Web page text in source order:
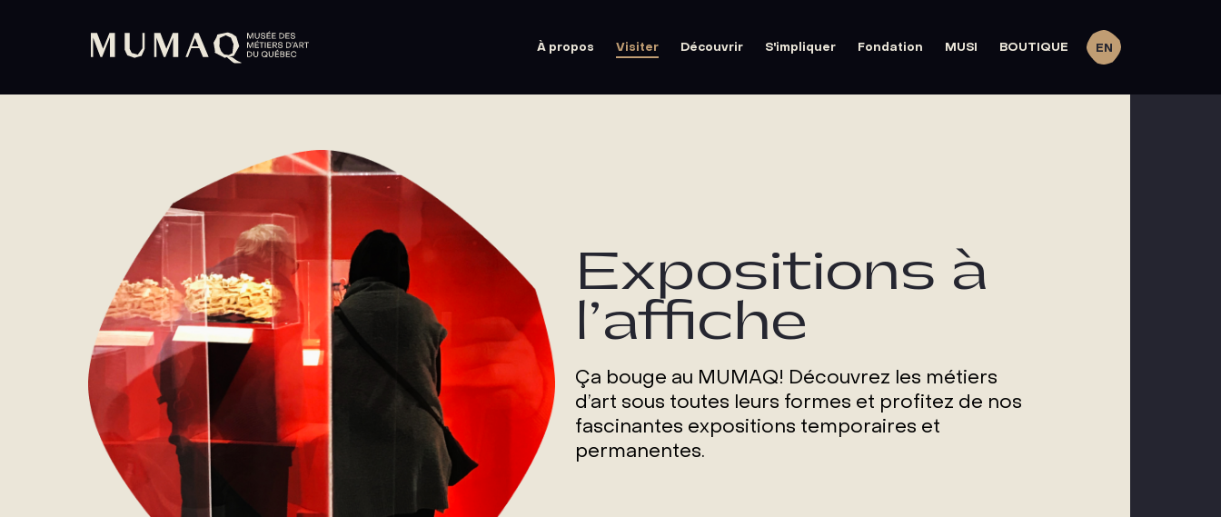
À propos Visiter Découvrir S'impliquer Fondation MUSI BOUTIQUE EN
Expositions à
l’affiche
Ça bouge au MUMAQ! Découvrez les métiers
d’art sous toutes leurs formes et profitez de nos
fascinantes expositions temporaires et
permanentes.